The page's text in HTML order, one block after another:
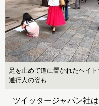
足を止めて道に置かれたヘイ
通行人の姿も
ツイッタージャパン社